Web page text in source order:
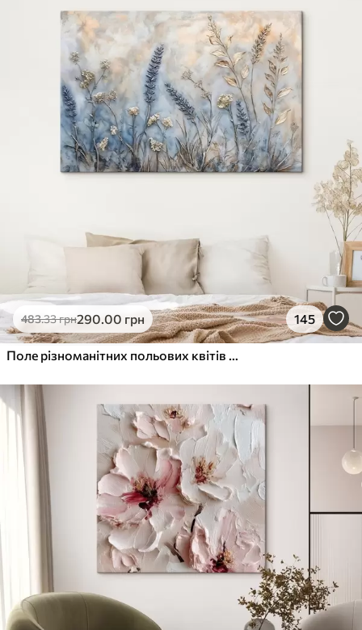
Поверхня з текстурою полотна
Екологічний матеріал
483.33грн290.00 грн 145
Поле різноманітних польових квітів та рослин у відтінках синього, білого та бежевого на м'якому, туманному тлі